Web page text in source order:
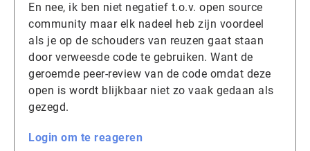
En nee, ik ben niet negatief t.o.v. open source
community maar elk nadeel heb zijn voordeel
als je op de schouders van reuzen gaat staan
door verweesde code te gebruiken. Want de
geroemde peer-review van de code omdat deze
open is wordt blijkbaar niet zo vaak gedaan als
gezegd.
Login om te reageren